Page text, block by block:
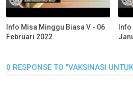
Info Misa Minggu Biasa V - 06
Februari 2022
0 RESPONSE TO "VAKSINASI